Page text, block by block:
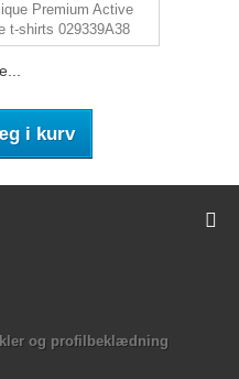
i kurv
og profilbeklædning